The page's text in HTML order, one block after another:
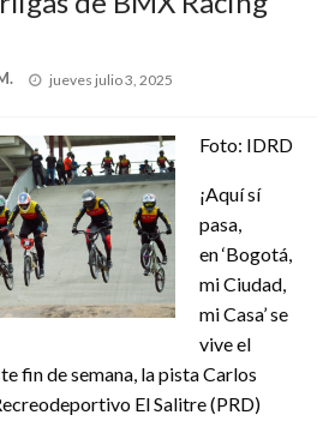
Publicado
jueves julio 3, 2025
Foto: IDRD
¡Aquí sí
pasa,
en ‘Bogotá,
mi Ciudad,
mi Casa’ se
vive el
fin de semana, la pista Carlos
El Salitre (PRD)